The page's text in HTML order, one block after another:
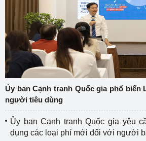
Ủy ban Cạnh tranh Quốc gia phổ biến
người tiêu dùng
Ủy ban Cạnh tranh Quốc gia yêu
dụng các loại phí mới đối với người